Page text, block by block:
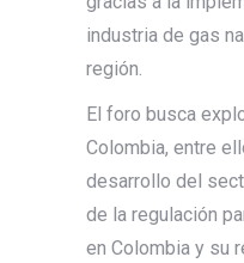
industria de gas
región.
El foro busca
Colombia, entre
desarrollo del
de la regulación
en Colombia y su